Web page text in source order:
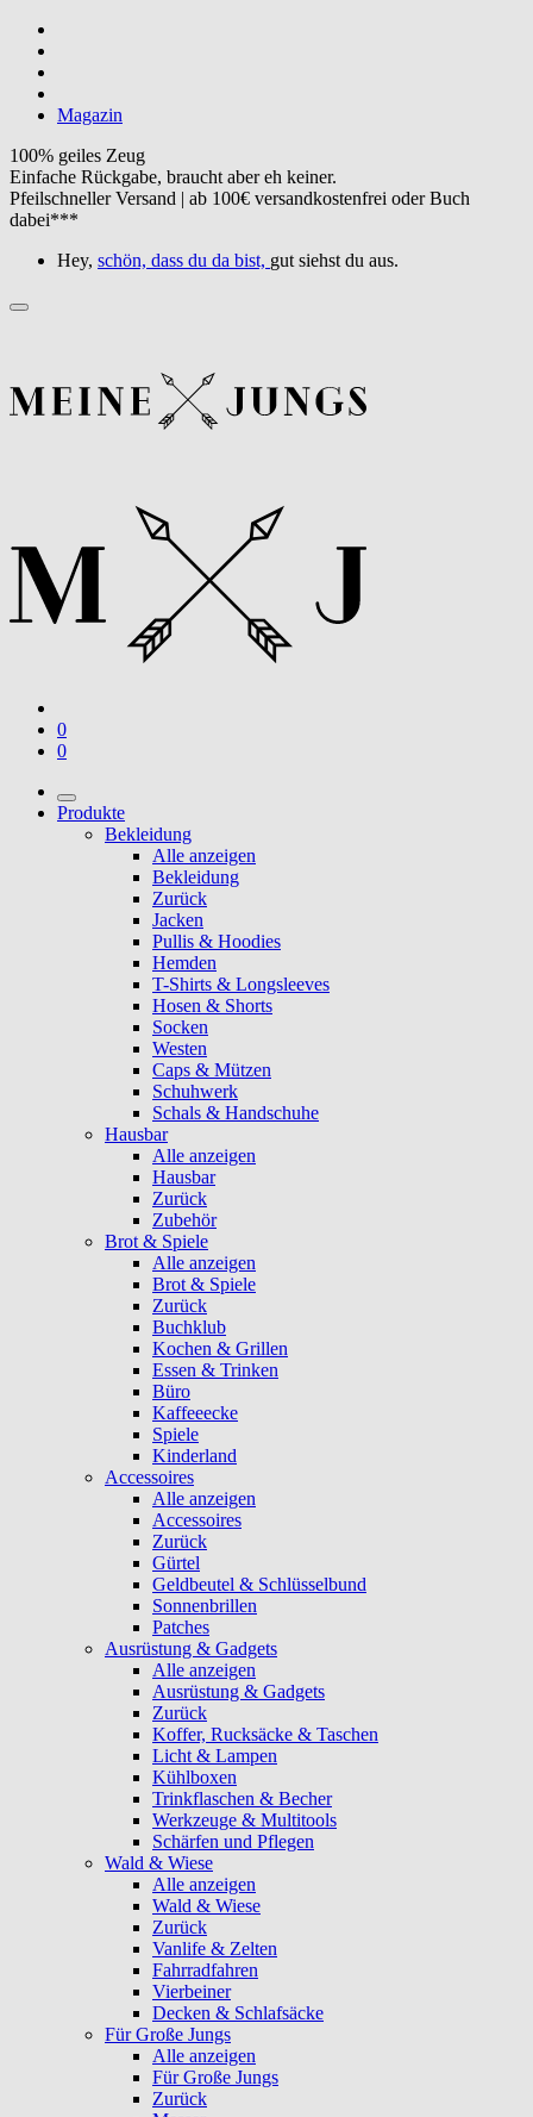
Magazin
100% geiles Zeug
Einfache Rückgabe, braucht aber eh keiner.
Pfeilschneller Versand | ab 100€ versandkostenfrei oder Buch
dabei***
Hey, schön, dass du da bist, gut siehst du aus.
0
0
Produkte
Bekleidung
Alle anzeigen
Bekleidung
Zurück
Jacken
Pullis & Hoodies
Hemden
T-Shirts & Longsleeves
Hosen & Shorts
Socken
Westen
Caps & Mützen
Schuhwerk
Schals & Handschuhe
Hausbar
Alle anzeigen
Hausbar
Zurück
Zubehör
Brot & Spiele
Alle anzeigen
Brot & Spiele
Zurück
Buchklub
Kochen & Grillen
Essen & Trinken
Büro
Kaffeeecke
Spiele
Kinderland
Accessoires
Alle anzeigen
Accessoires
Zurück
Gürtel
Geldbeutel & Schlüsselbund
Sonnenbrillen
Patches
Ausrüstung & Gadgets
Alle anzeigen
Ausrüstung & Gadgets
Zurück
Koffer, Rucksäcke & Taschen
Licht & Lampen
Kühlboxen
Trinkflaschen & Becher
Werkzeuge & Multitools
Schärfen und Pflegen
Wald & Wiese
Alle anzeigen
Wald & Wiese
Zurück
Vanlife & Zelten
Fahrradfahren
Vierbeiner
Decken & Schlafsäcke
Für Große Jungs
Alle anzeigen
Für Große Jungs
Zurück